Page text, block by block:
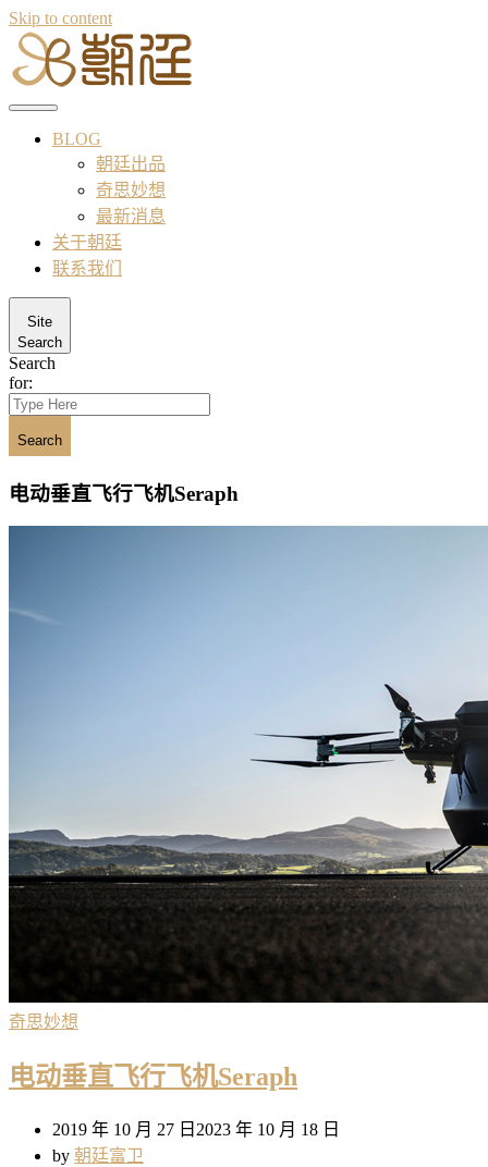
Skip to content
BLOG
朝廷出品
奇思妙想
最新消息
关于朝廷
联系我们
Site
Search
Search
for:
Search
电动垂直飞行飞机Seraph
奇思妙想
电动垂直飞行飞机Seraph
2019 年 10 月 27 日 2023 年 10 月 18 日
by 朝廷富卫